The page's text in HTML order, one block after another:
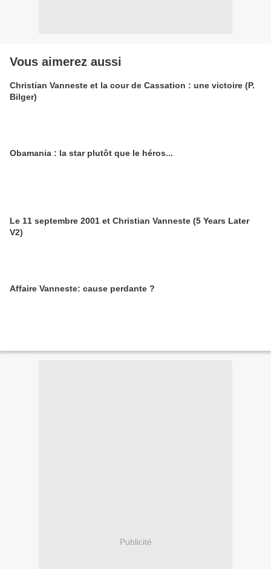
Vous aimerez aussi
Christian Vanneste et la cour de Cassation : une victoire (P.
Bilger)
Obamania : la star plutôt que le héros...
Le 11 septembre 2001 et Christian Vanneste (5 Years Later
V2)
Affaire Vanneste: cause perdante ?
Publicité